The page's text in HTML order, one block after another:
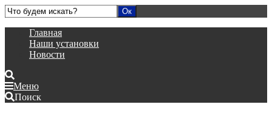
Главная
Наши установки
Новости
Меню
Поиск